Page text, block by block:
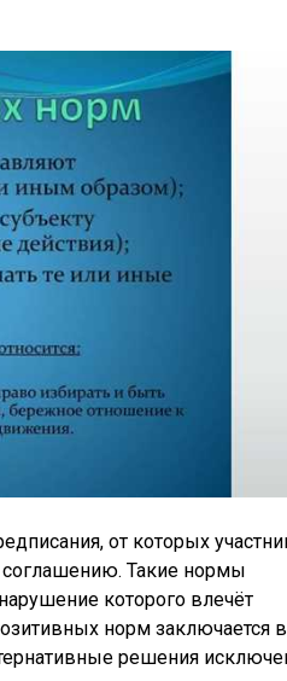
от которых
соглашению. Такие нормы
которого влечёт
норм заключается в
решения